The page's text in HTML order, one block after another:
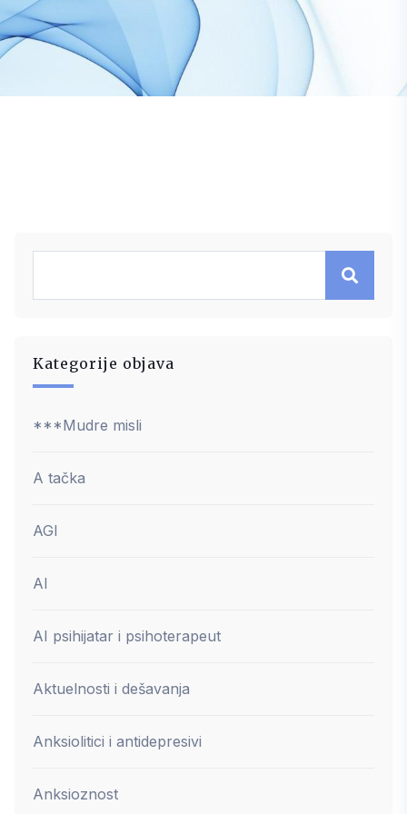
Kategorije objava
***Mudre misli
A tačka
AGI
AI
AI psihijatar i psihoterapeut
Aktuelnosti i dešavanja
Anksiolitici i antidepresivi
Anksioznost